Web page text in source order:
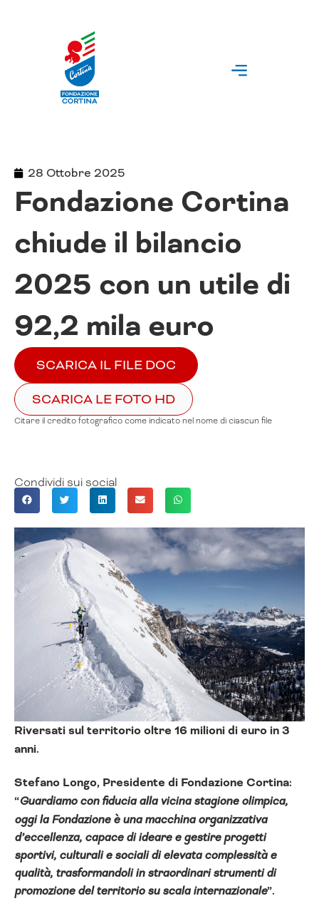
28 Ottobre 2025
Fondazione Cortina
chiude il bilancio
2025 con un utile di
92,2 mila euro
SCARICA IL FILE DOC
SCARICA LE FOTO HD
Citare il credito fotografico come indicato nel nome di ciascun file
Condividi sui social
Riversati sul territorio oltre 16 milioni di euro in 3
anni.
Stefano Longo, Presidente di Fondazione Cortina:
“Guardiamo con fiducia alla vicina stagione olimpica,
oggi la Fondazione è una macchina organizzativa
d’eccellenza, capace di ideare e gestire progetti
sportivi, culturali e sociali di elevata complessità e
qualità, trasformandoli in straordinari strumenti di
promozione del territorio su scala internazionale”.